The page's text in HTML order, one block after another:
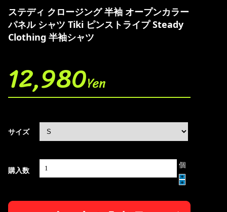
ステディ クロージング 半袖 オープンカラー
パネル シャツ Tiki ピンストライプ Steady
Clothing 半袖シャツ
12,980Yen
サイズ
購入数
個